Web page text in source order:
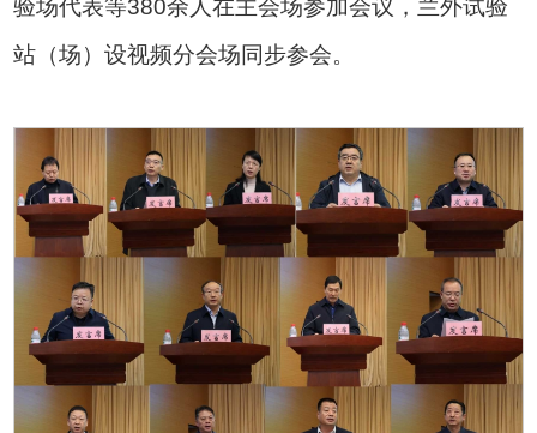
验场代表等380余人在主会场参加会议，兰外试验
站（场）设视频分会场同步参会。